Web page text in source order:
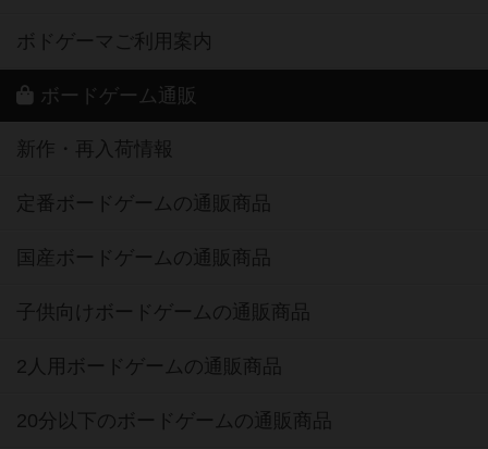
ボドゲーマご利用案内
ボードゲーム通販
新作・再入荷情報
定番ボードゲームの通販商品
国産ボードゲームの通販商品
子供向けボードゲームの通販商品
2人用ボードゲームの通販商品
20分以下のボードゲームの通販商品